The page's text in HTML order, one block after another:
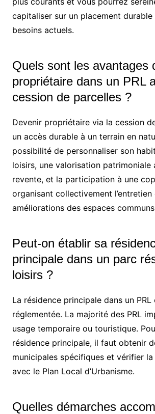
capitaliser sur un placement
besoins actuels.
Quels sont les avantages
propriétaire dans un PRL
cession de parcelles ?
Devenir propriétaire via la cession
un accès durable à un terrain en
possibilité de personnaliser son
loisirs, une valorisation patrimoniale
revente, et la participation à une
organisant collectivement l’entretien
améliorations des espaces
Peut-on établir sa
principale dans un parc
loisirs ?
La résidence principale dans un PRL
réglementée. La majorité des PRL
usage temporaire ou touristique.
résidence principale, il faut obtenir
municipales spécifiques et vérifier
avec le Plan Local d’Urbanisme.
Quelles démarches